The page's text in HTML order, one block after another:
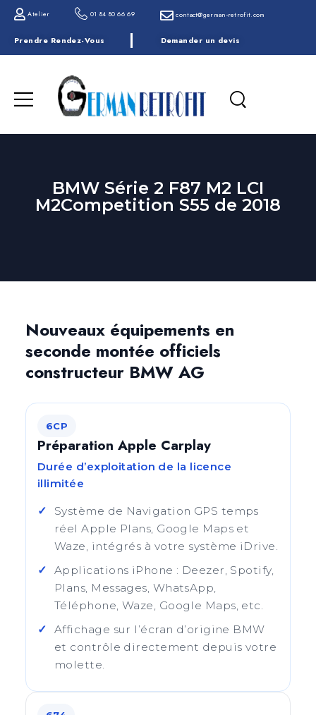
Atelier 01 84 80 66 69 contact@german-retrofit.com
Prendre Rendez-Vous Demander un devis
BMW Série 2 F87 M2 LCI
M2Competition S55 de 2018
Nouveaux équipements en
seconde montée officiels
constructeur BMW AG
6CP
Préparation Apple Carplay
Durée d’exploitation de la licence
illimitée
Système de Navigation GPS temps
réel Apple Plans, Google Maps et
Waze, intégrés à votre système iDrive.
Applications iPhone : Deezer, Spotify,
Plans, Messages, WhatsApp,
Téléphone, Waze, Google Maps, etc.
Affichage sur l’écran d’origine BMW
et contrôle directement depuis votre
molette.